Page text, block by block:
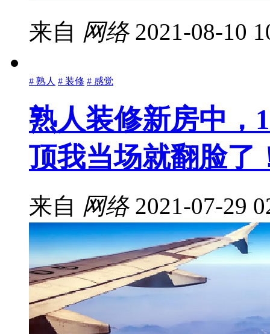
来自 网络 2021-08-10
# 熟人 # 装修 # 感觉
熟人装修新房中，
顶我当场就翻脸了
来自 网络 2021-07-29